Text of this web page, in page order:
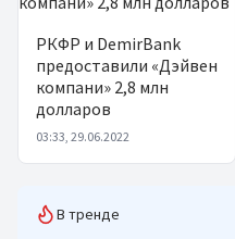
РКФР и DemirBank
предоставили «Дэйвен
компани» 2,8 млн
долларов
03:33, 29.06.2022
В тренде